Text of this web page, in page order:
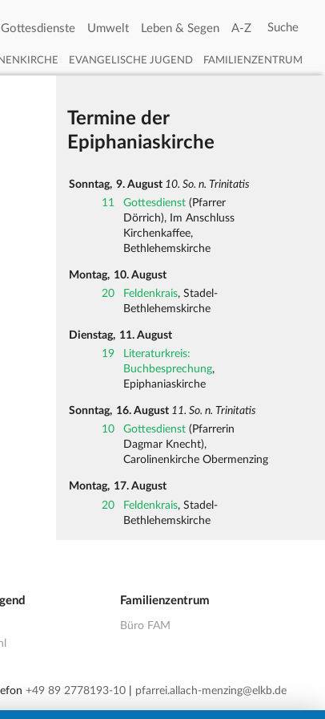
Gottesdienste Umwelt Leben & Segen A-Z
EVANGELISCHE JUGEND FAMILIENZENTRUM
Termine der
Epiphaniaskirche
Sonntag, 9. August 10. So. n. Trinitatis
11
Gottesdienst (Pfarrer
Dörrich), Im Anschluss
Kirchenkaffee,
Bethlehemskirche
Montag, 10. August
20
Feldenkrais, Stadel-
Bethlehemskirche
Dienstag, 11. August
19
Literaturkreis:
Buchbesprechung,
Epiphaniaskirche
Sonntag, 16. August 11. So. n. Trinitatis
10
Gottesdienst (Pfarrerin
Dagmar Knecht),
Carolinenkirche Obermenzing
Montag, 17. August
20
Feldenkrais, Stadel-
Bethlehemskirche
Familienzentrum
Büro FAM
+49 89 2778193-10 pfarrei.allach-menzing@elkb.de